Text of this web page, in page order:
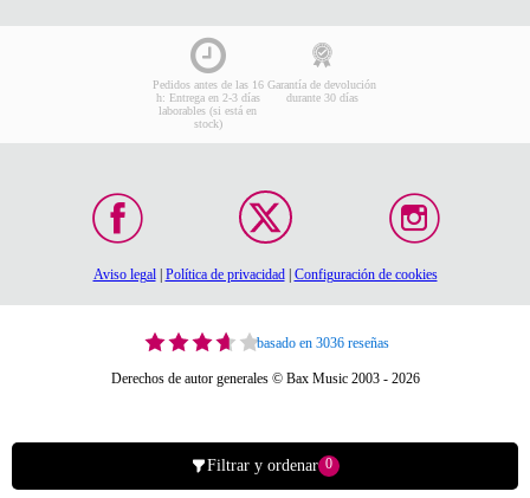
Filtrar y ordenar 0
Pedidos antes de las 16
h: Entrega en 2-3 días
laborables (si está en
stock)
Garantía de devolución
durante 30 días
Aviso legal| Política de privacidad| Configuración de cookies
basado en 3036 reseñas
Derechos de autor generales © Bax Music 2003 - 2026